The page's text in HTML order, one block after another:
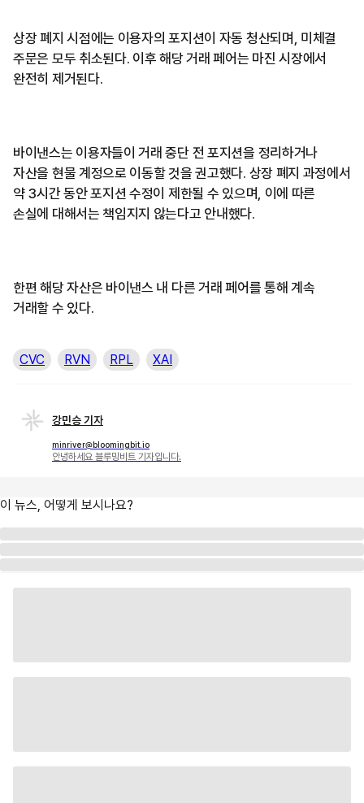
상장 폐지 시점에는 이용자의 포지션이 자동 청산되며, 미체결
주문은 모두 취소된다. 이후 해당 거래 페어는 마진 시장에서
완전히 제거된다.
바이낸스는 이용자들이 거래 중단 전 포지션을 정리하거나
자산을 현물 계정으로 이동할 것을 권고했다. 상장 폐지 과정에서
약 3시간 동안 포지션 수정이 제한될 수 있으며, 이에 따른
손실에 대해서는 책임지지 않는다고 안내했다.
한편 해당 자산은 바이낸스 내 다른 거래 페어를 통해 계속
거래할 수 있다.
CVC RVN RPL XAI
강민승 기자
minriver@bloomingbit.io
안녕하세요 블루밍비트 기자입니다.
이 뉴스, 어떻게 보시나요?